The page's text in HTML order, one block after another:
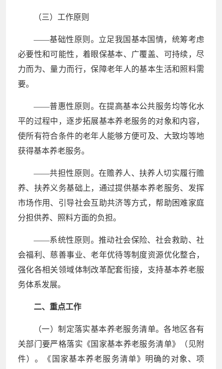
（三）工作原则
——基础性原则。立足我国基本国情，统筹考虑
必要性和可能性，着眼保基本、广覆盖、可持续，尽
力而为、量力而行，保障老年人的基本生活和照料需
要。
——普惠性原则。在提高基本公共服务均等化水
平的过程中，逐步拓展基本养老服务的对象和内容，
使所有符合条件的老年人能够方便可及、大致均等地
获得基本养老服务。
——共担性原则。在赡养人、扶养人切实履行赡
养、扶养义务基础上，通过提供基本养老服务、发挥
市场作用、引导社会互助共济等方式，帮助困难家庭
分担供养、照料方面的负担。
——系统性原则。推动社会保险、社会救助、社
会福利、慈善事业、老年优待等制度资源优化整合，
强化各相关领域体制改革配套衔接，支持基本养老服
务体系发展。
二、重点工作
（一）制定落实基本养老服务清单。各地区各有
关部门要严格落实《国家基本养老服务清单》（见附
件）。《国家基本养老服务清单》明确的对象、项